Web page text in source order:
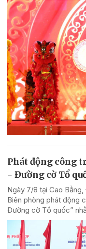
Phát động công
- Đường cờ Tổ
Ngày 7/8 tại Cao
Biên phòng phát động
Đường cờ Tổ quốc”